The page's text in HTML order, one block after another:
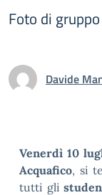
Foto di
Davide
Venerdì 10
Acquafico, si
tutti gli